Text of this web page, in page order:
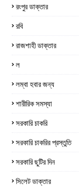
রংপুর ডাক্তার
রবি
রাজশাহী ডাক্তার
ল
লম্বা হবার জন্য
শারীরিক সমস্যা
সরকারি চাকরি
সরকারি চাকরির প্রস্তুতি
সরকারি ছুটির দিন
সিলেট ডাক্তার